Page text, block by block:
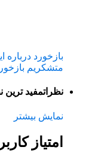
بازخورد درباره
متشکریم
نظراتمفید ترین
نمایش بیشتر
امتیاز